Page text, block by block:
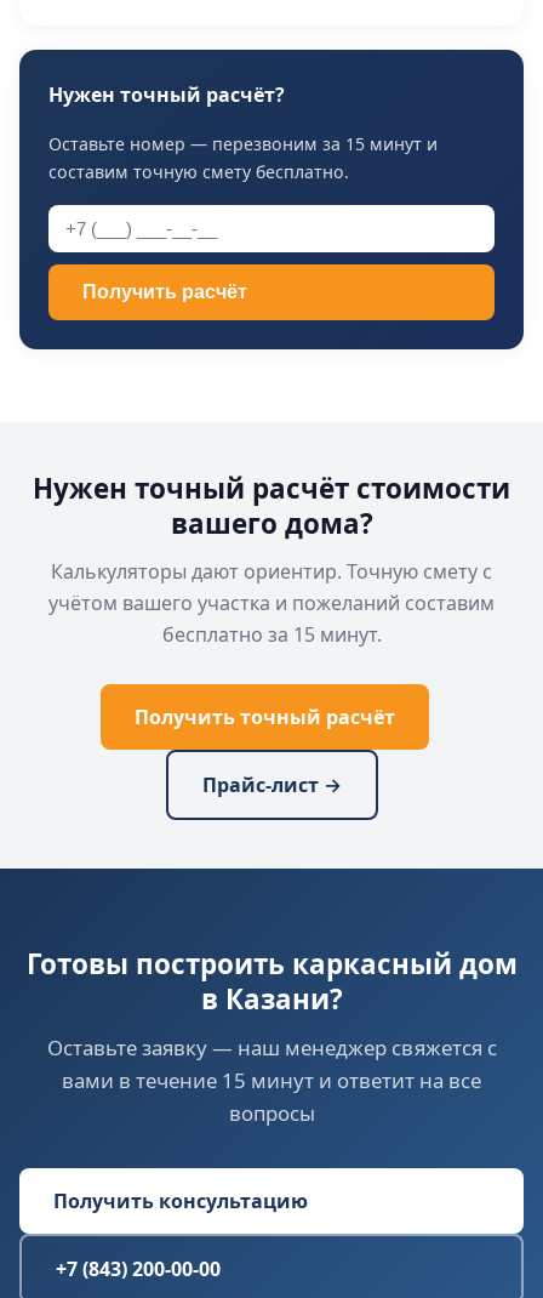
Нужен точный расчёт?
Оставьте номер — перезвоним за 15 минут и
составим точную смету бесплатно.
Получить расчёт
Нужен точный расчёт стоимости
вашего дома?
Калькуляторы дают ориентир. Точную смету с
учётом вашего участка и пожеланий составим
бесплатно за 15 минут.
Получить точный расчёт
Прайс-лист →
Готовы построить каркасный дом
в Казани?
Оставьте заявку — наш менеджер свяжется с
вами в течение 15 минут и ответит на все
вопросы
Получить консультацию
+7 (843) 200-00-00